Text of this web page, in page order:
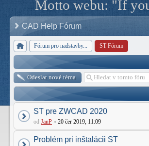
Motto webu: "If
CAD Help Fórum
Fórum pro nadstavby... ST Fórum
Odeslat nové téma
ST pre ZWCAD 2020
od JanP » 20 čer 2019, 11:09
Problém pri inštalácii ST